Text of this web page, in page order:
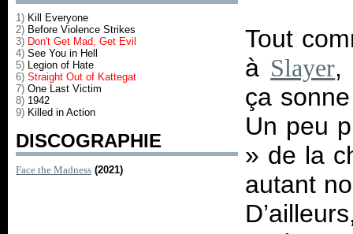
1) Kill Everyone
2) Before Violence Strikes
3) Don't Get Mad, Get Evil
4) See You in Hell
5) Legion of Hate
6) Straight Out of Kattegat
7) One Last Victim
8) 1942
9) Killed in Action
DISCOGRAPHIE
Face the Madness (2021)
Tout
à Slayer,
ça
Un peu
» de la
autant